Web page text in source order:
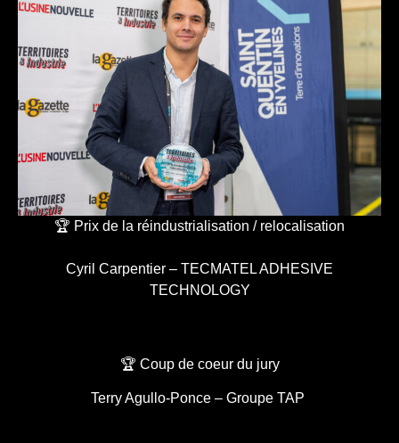
🏆 Prix de la réindustrialisation / relocalisation
Cyril Carpentier – TECMATEL ADHESIVE
TECHNOLOGY
🏆 Coup de coeur du jury
Terry Agullo-Ponce – Groupe TAP